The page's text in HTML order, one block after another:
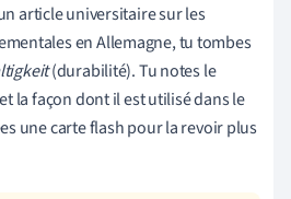
article universitaire sur les
en Allemagne, tu tombes
(durabilité). Tu notes le
la façon dont il est utilisé dans le
une carte flash pour la revoir plus